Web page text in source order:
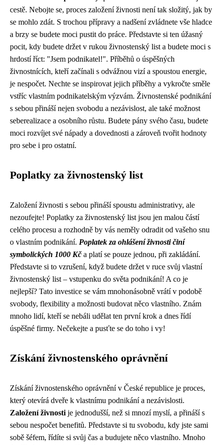
cestě. Nebojte se, proces založení živnosti není tak složitý, jak by
se mohlo zdát. S trochou přípravy a nadšení zvládnete vše hladce
a brzy se budete moci pustit do práce. Představte si ten úžasný
pocit, kdy budete držet v rukou živnostenský list a budete moci s
hrdostí říct: "Jsem podnikatel!". Příběhů o úspěšných
živnostnících, kteří začínali s odvážnou vizí a spoustou energie,
je nespočet. Nechte se inspirovat jejich příběhy a vykročte směle
vstříc vlastním podnikatelským výzvám. Živnostenské podnikání
s sebou přináší nejen svobodu a nezávislost, ale také možnost
seberealizace a osobního růstu. Budete pány svého času, budete
moci rozvíjet své nápady a dovednosti a zároveň tvořit hodnoty
pro sebe i pro ostatní.
Poplatky za živnostenský list
Založení živnosti s sebou přináší spoustu administrativy, ale
nezoufejte! Poplatky za živnostenský list jsou jen malou částí
celého procesu a rozhodně by vás neměly odradit od vašeho snu
o vlastním podnikání. Poplatek za ohlášení živnosti činí
symbolických 1000 Kča platí se pouze jednou, při zakládání.
Představte si to vzrušení, když budete držet v ruce svůj vlastní
živnostenský list – vstupenku do světa podnikání! A co je
nejlepší? Tato investice se vám mnohonásobně vrátí v podobě
svobody, flexibility a možnosti budovat něco vlastního. Znám
mnoho lidí, kteří se nebáli udělat ten první krok a dnes řídí
úspěšné firmy. Nečekejte a pusťte se do toho i vy!
Získání živnostenského oprávnění
Získání živnostenského oprávnění v České republice je proces,
který otevírá dveře k vlastnímu podnikání a nezávislosti.
Založení živnosti je jednodušší, než si mnozí myslí, a přináší s
sebou nespočet benefitů. Představte si tu svobodu, kdy jste sami
sobě šéfem, řídíte si svůj čas a budujete něco vlastního. Mnoho